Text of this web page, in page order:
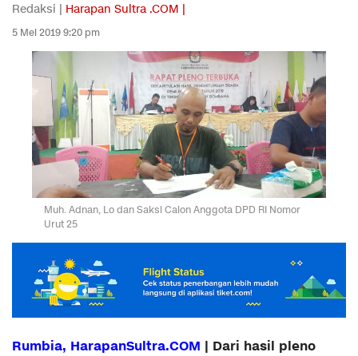
Redaksi | Harapan Sultra .COM |
5 Mei 2019 9:20 pm
Muh. Adnan, Lo dan Saksi Calon Anggota DPD RI Nomor
Urut 25
Rumbia, HarapanSultra.COM | Dari hasil pleno